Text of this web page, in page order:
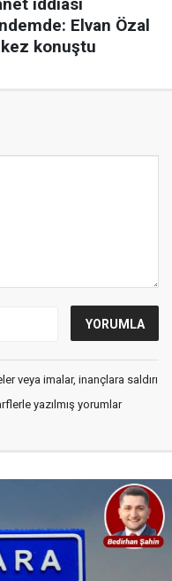
veya imalar, inançlara saldırı
yazılmış yorumlar